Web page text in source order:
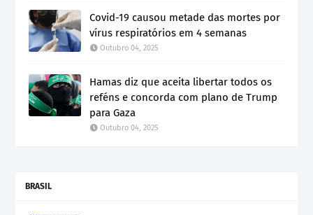
Covid-19 causou metade das mortes por
vírus respiratórios em 4 semanas
Outubro 04, 2025
Hamas diz que aceita libertar todos os
reféns e concorda com plano de Trump
para Gaza
Outubro 04, 2025
BRASIL